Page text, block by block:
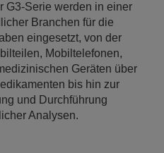
G3-Serie werden in einer
Branchen für die
eingesetzt, von der
Mobiltelefonen,
Geräten über
bis hin zur
und Durchführung
Analysen.